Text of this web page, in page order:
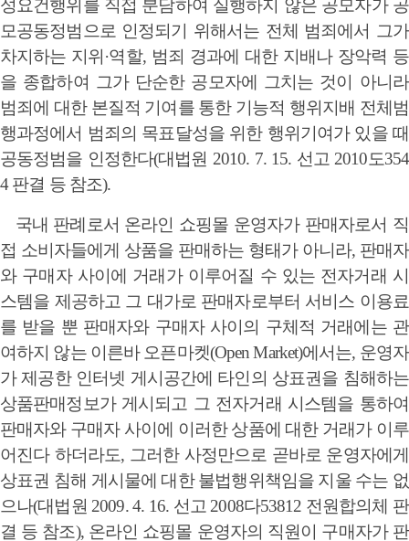
성요건행위를 직접 분담하여 실행하지 않은 공모자가 공
모공동정범으로 인정되기 위해서는 전체 범죄에서 그가
차지하는 지위·역할, 범죄 경과에 대한 지배나 장악력 등
을 종합하여 그가 단순한 공모자에 그치는 것이 아니라
범죄에 대한 본질적 기여를 통한 기능적 행위지배 전체범
행과정에서 범죄의 목표달성을 위한 행위기여가 있을 때
공동정범을 인정한다(대법원 2010. 7. 15. 선고 2010도354
4 판결 등 참조).
국내 판례로서 온라인 쇼핑몰 운영자가 판매자로서 직
접 소비자들에게 상품을 판매하는 형태가 아니라, 판매자
와 구매자 사이에 거래가 이루어질 수 있는 전자거래 시
스템을 제공하고 그 대가로 판매자로부터 서비스 이용료
를 받을 뿐 판매자와 구매자 사이의 구체적 거래에는 관
여하지 않는 이른바 오픈마켓(Open Market)에서는, 운영자
가 제공한 인터넷 게시공간에 타인의 상표권을 침해하는
상품판매정보가 게시되고 그 전자거래 시스템을 통하여
판매자와 구매자 사이에 이러한 상품에 대한 거래가 이루
어진다 하더라도, 그러한 사정만으로 곧바로 운영자에게
상표권 침해 게시물에 대한 불법행위책임을 지울 수는 없
으나(대법원 2009. 4. 16. 선고 2008다53812 전원합의체 판
결 등 참조), 온라인 쇼핑몰 운영자의 직원이 구매자가 판